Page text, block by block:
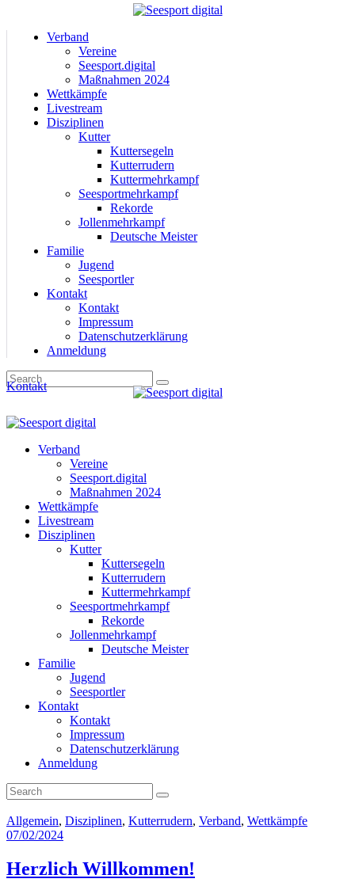
Verband
Vereine
Seesport.digital
Maßnahmen 2024
Wettkämpfe
Livestream
Disziplinen
Kutter
Kuttersegeln
Kutterrudern
Kuttermehrkampf
Seesportmehrkampf
Rekorde
Jollenmehrkampf
Deutsche Meister
Familie
Jugend
Seesportler
Kontakt
Kontakt
Impressum
Datenschutzerklärung
Anmeldung
Kontakt
Verband
Vereine
Seesport.digital
Maßnahmen 2024
Wettkämpfe
Livestream
Disziplinen
Kutter
Kuttersegeln
Kutterrudern
Kuttermehrkampf
Seesportmehrkampf
Rekorde
Jollenmehrkampf
Deutsche Meister
Familie
Jugend
Seesportler
Kontakt
Kontakt
Impressum
Datenschutzerklärung
Anmeldung
Allgemein, Disziplinen, Kutterrudern, Verband, Wettkämpfe
07/02/2024
Herzlich Willkommen!